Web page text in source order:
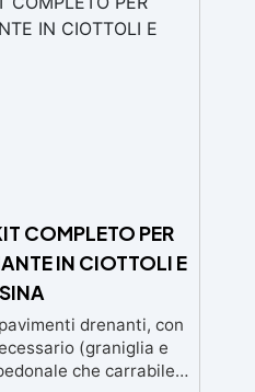
✅ Risultati
autolivellante,
duraturo e con finitura
COMPLETO PER
IN CIOTTOLI E
drenanti, con
(graniglia e
che carrabile.